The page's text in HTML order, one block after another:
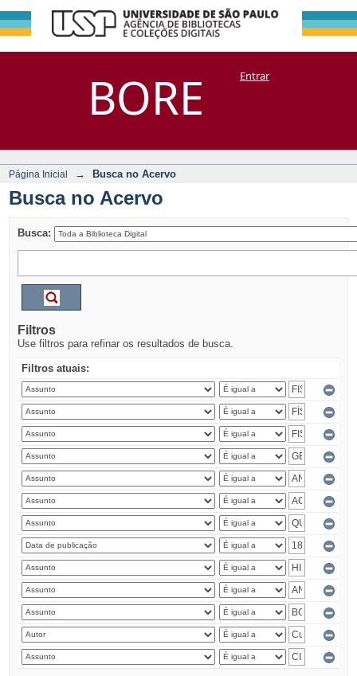
BORE
Busca no Acervo
DSpace/Manakin + CoriscoEntrar
Página Inicial → Busca no Acervo
Busca no Acervo
Busca:
Filtros
Use filtros para refinar os resultados de busca.
Filtros atuais: